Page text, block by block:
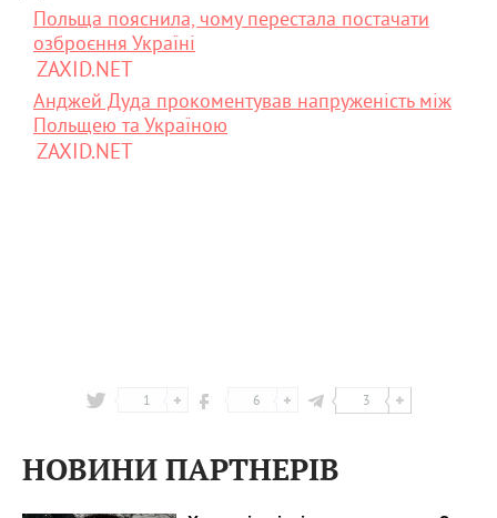
Польща пояснила, чому перестала постачати
озброєння Україні
ZAXID.NET
Анджей Дуда прокоментував напруженість між
Польщею та Україною
ZAXID.NET
1 6 3
НОВИНИ ПАРТНЕРІВ